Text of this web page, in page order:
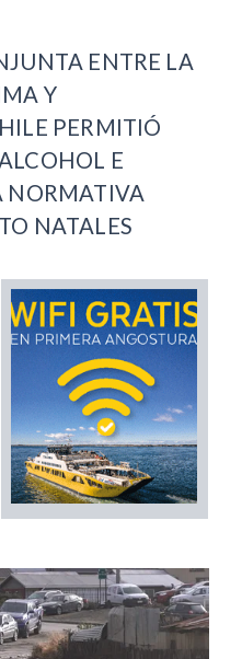
ENTRE LA
Y
PERMITIÓ
E
NORMATIVA
NATALES